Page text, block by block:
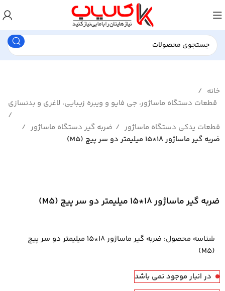
خانه
قطعات دستگاه ماساژور، جی فایو و ویبره زیبایی، لاغری و بدنسازی
قطعات یدکی دستگاه ماساژور
ضربه گیر دستگاه ماساژور
ضربه گیر ماساژور 18*15 میلیمتر دو سر پیچ (M5)
ضربه گیر ماساژور 18*15 میلیمتر دو سر پیچ (M5)
شناسه محصول:
ضربه گیر ماساژور 18*15 میلیمتر دو سر پیچ
(M5)
در انبار موجود نمی باشد